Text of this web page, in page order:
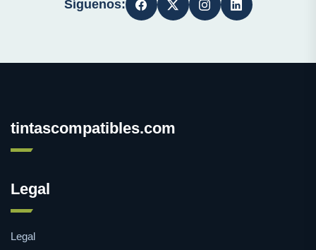
Síguenos:
tintascompatibles.com
Legal
Legal